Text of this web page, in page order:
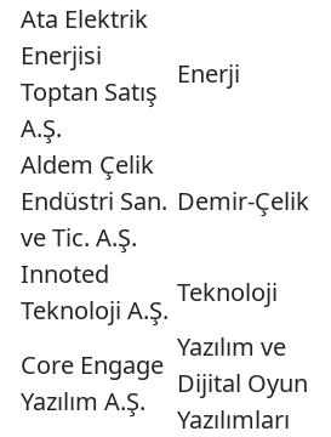
Ata Elektrik
Enerjisi
Toptan Satış
A.Ş.
Enerji
Aldem Çelik
Endüstri San.
ve Tic. A.Ş.
Demir-Çelik
Innoted
Teknoloji A.Ş.
Teknoloji
Core Engage
Yazılım A.Ş.
Yazılım ve
Dijital Oyun
Yazılımları